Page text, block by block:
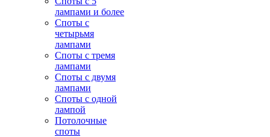
лампами и более
Споты с
четырьмя
лампами
Споты с тремя
лампами
Споты с двумя
лампами
Споты с одной
лампой
Потолочные
споты